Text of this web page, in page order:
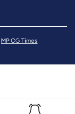
MP CG Times